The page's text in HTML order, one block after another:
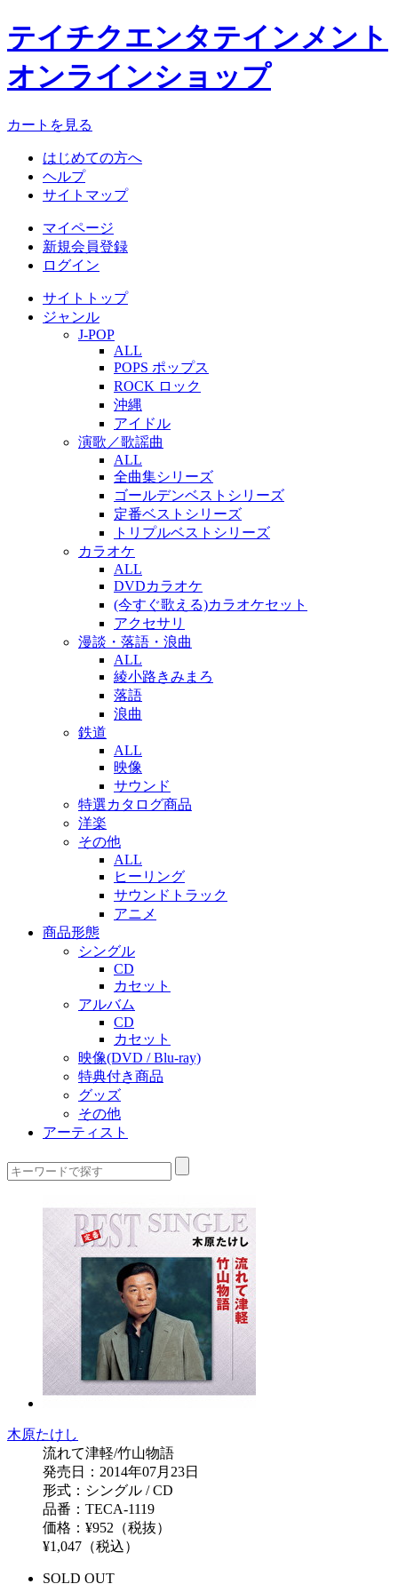
テイチクエンタテインメント
オンラインショップ
カートを見る
はじめての方へ
ヘルプ
サイトマップ
マイページ
新規会員登録
ログイン
サイトトップ
ジャンル
J-POP
ALL
POPS ポップス
ROCK ロック
沖縄
アイドル
演歌／歌謡曲
ALL
全曲集シリーズ
ゴールデンベストシリーズ
定番ベストシリーズ
トリプルベストシリーズ
カラオケ
ALL
DVDカラオケ
(今すぐ歌える)カラオケセット
アクセサリ
漫談・落語・浪曲
ALL
綾小路きみまろ
落語
浪曲
鉄道
ALL
映像
サウンド
特選カタログ商品
洋楽
その他
ALL
ヒーリング
サウンドトラック
アニメ
商品形態
シングル
CD
カセット
アルバム
CD
カセット
映像(DVD / Blu-ray)
特典付き商品
グッズ
その他
アーティスト
木原たけし
流れて津軽/竹山物語
発売日：2014年07月23日
形式：シングル / CD
品番：TECA-1119
価格：¥952（税抜）
¥1,047（税込）
SOLD OUT